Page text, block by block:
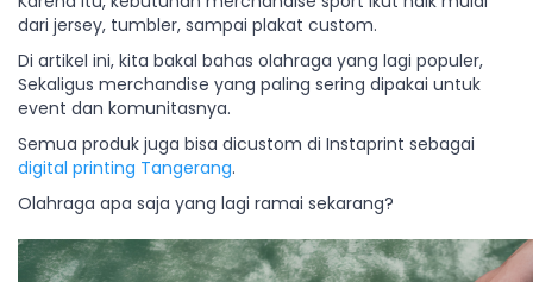
dari jersey, tumbler, sampai plakat custom.
Di artikel ini, kita bakal bahas olahraga yang lagi populer,
Sekaligus merchandise yang paling sering dipakai untuk
event dan komunitasnya.
Semua produk juga bisa dicustom di Instaprint sebagai
digital printing Tangerang.
Olahraga apa saja yang lagi ramai sekarang?